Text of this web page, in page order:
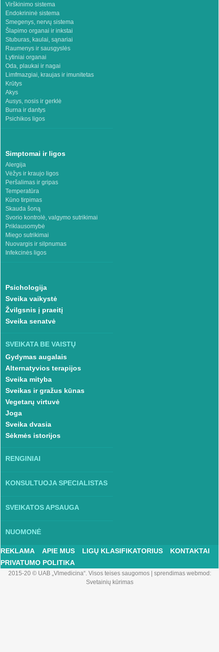
Virškinimo sistema
Endokrininė sistema
Smegenys, nervų sistema
Šlapimo organai ir inkstai
Stuburas, kaulai, sąnariai
Raumenys ir sausgyslės
Lytiniai organai
Oda, plaukai ir nagai
Limfmazgiai, kraujas ir imunitetas
Krūtys
Akys
Ausys, nosis ir gerklė
Burna ir dantys
Psichikos ligos
Simptomai ir ligos
Alergija
Vėžys ir kraujo ligos
Peršalimas ir gripas
Temperatūra
Kūno tirpimas
Skauda šoną
Svorio kontrolė, valgymo sutrikimai
Priklausomybė
Miego sutrikimai
Nuovargis ir silpnumas
Infekcinės ligos
Psichologija
Sveika vaikystė
Žvilgsnis į praeitį
Sveika senatvė
SVEIKATA BE VAISTŲ
Gydymas augalais
Alternatyvios terapijos
Sveika mityba
Sveikas ir gražus kūnas
Vegetarų virtuvė
Joga
Sveika dvasia
Sėkmės istorijos
RENGINIAI
KONSULTUOJA SPECIALISTAS
SVEIKATOS APSAUGA
NUOMONĖ
REKLAMA APIE MUS LIGŲ KLASIFIKATORIUS
KONTAKTAI
PRIVATUMO POLITIKA
2015-20 © UAB „Vlmedicina“. Visos teises saugomos| sprendimas webmod:
Svetainių kūrimas